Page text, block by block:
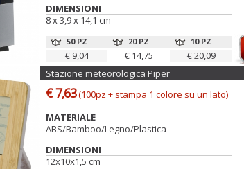
DIMENSIONI
8 x 3,9 x 14,1 cm
50 PZ
€ 9,04
20 PZ
€ 14,75
10 PZ
€ 20,09
Stazione meteorologica Piper
€ 7,63(100pz + stampa 1 colore su un lato)
MATERIALE
ABS/Bamboo/Legno/Plastica
DIMENSIONI
12x10x1,5 cm